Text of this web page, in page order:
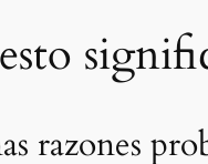
razones